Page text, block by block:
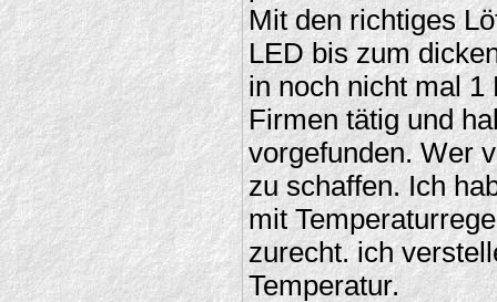
Mit den richtiges
LED bis zum
in noch nicht mal 1
Firmen tätig und
vorgefunden. Wer
zu schaffen. Ich
mit
zurecht. ich
Temperatur.